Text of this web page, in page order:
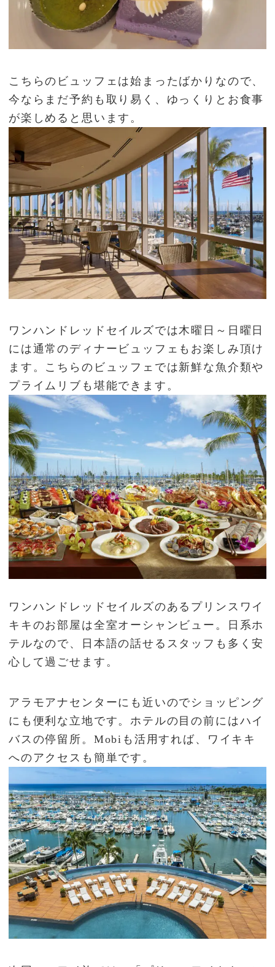
こちらのビュッフェは始まったばかりなので、
今ならまだ予約も取り易く、ゆっくりとお食事
が楽しめると思います。
ワンハンドレッドセイルズでは木曜日～日曜日
には通常のディナービュッフェもお楽しみ頂け
ます。こちらのビュッフェでは新鮮な魚介類や
プライムリブも堪能できます。
ワンハンドレッドセイルズのあるプリンスワイ
キキのお部屋は全室オーシャンビュー。日系ホ
テルなので、日本語の話せるスタッフも多く安
心して過ごせます。
アラモアナセンターにも近いのでショッピング
にも便利な立地です。ホテルの目の前にはハイ
バスの停留所。Mobiも活用すれば、ワイキキ
へのアクセスも簡単です。